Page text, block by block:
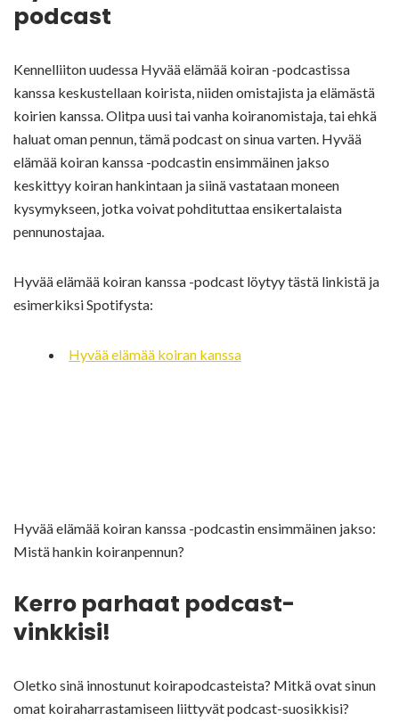
podcast
Kennelliiton uudessa Hyvää elämää koiran -podcastissa
kanssa keskustellaan koirista, niiden omistajista ja elämästä
koirien kanssa. Olitpa uusi tai vanha koiranomistaja, tai ehkä
haluat oman pennun, tämä podcast on sinua varten. Hyvää
elämää koiran kanssa -podcastin ensimmäinen jakso
keskittyy koiran hankintaan ja siinä vastataan moneen
kysymykseen, jotka voivat pohdituttaa ensikertalaista
pennunostajaa.
Hyvää elämää koiran kanssa -podcast löytyy tästä linkistä ja
esimerkiksi Spotifysta:
Hyvää elämää koiran kanssa
Hyvää elämää koiran kanssa -podcastin ensimmäinen jakso:
Mistä hankin koiranpennun?
Kerro parhaat podcast-
vinkkisi!
Oletko sinä innostunut koirapodcasteista? Mitkä ovat sinun
omat koiraharrastamiseen liittyvät podcast-suosikkisi?